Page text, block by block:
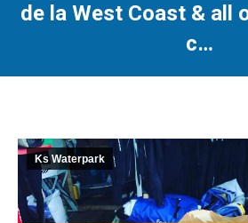
de la West Coast & all
c…
Ks Waterpark